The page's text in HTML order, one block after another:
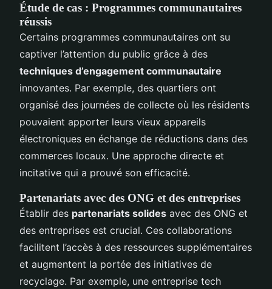
Étude de cas : Programmes communautaires
réussis
Certains programmes communautaires ont su
captiver l’attention du public grâce à des
techniques d’engagement communautaire
innovantes. Par exemple, des quartiers ont
organisé des journées de collecte où les résidents
pouvaient apporter leurs vieux appareils
électroniques en échange de réductions dans des
commerces locaux. Une approche directe et
incitative qui a prouvé son efficacité.
Partenariats avec des ONG et des entreprises
Établir des partenariats solides avec des ONG et
des entreprises est crucial. Ces collaborations
facilitent l’accès à des ressources supplémentaires
et augmentent la portée des initiatives de
recyclage. Par exemple, une entreprise tech